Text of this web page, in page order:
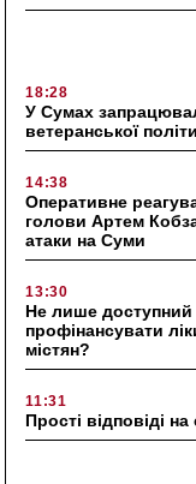
18:28
У Сумах
ветеранської
14:38
Оперативне
голови Артем
атаки на Суми
13:30
Не лише доступний
профінансувати
містян?
11:31
Прості відповіді